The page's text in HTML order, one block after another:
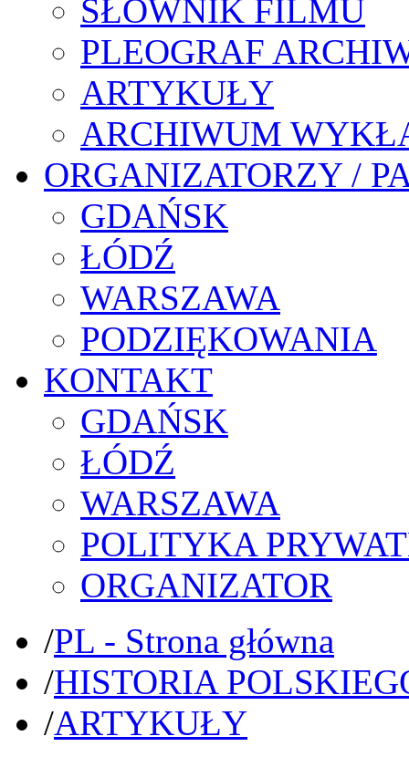
SŁOWNIK FILMU
PLEOGRAF
ARTYKUŁY
ARCHIWUM
ORGANIZATORZY /
GDAŃSK
ŁÓDŹ
WARSZAWA
PODZIĘKOWANIA
KONTAKT
GDAŃSK
ŁÓDŹ
WARSZAWA
POLITYKA
ORGANIZATOR
/PL - Strona główna
/HISTORIA
/ARTYKUŁY